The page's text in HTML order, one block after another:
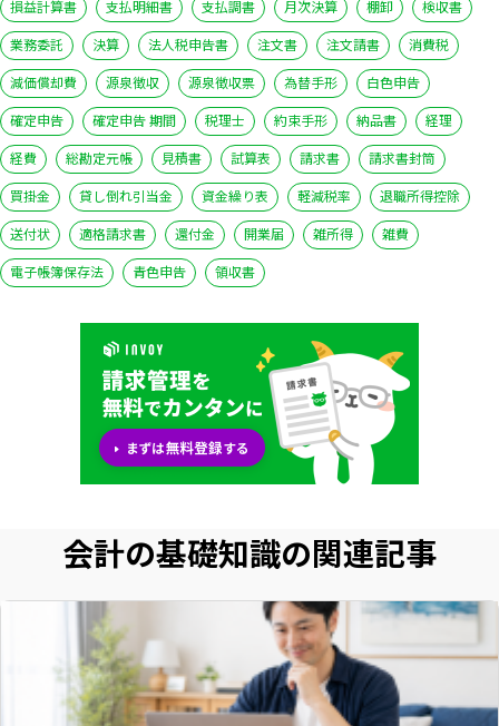
損益計算書
支払明細書 支払調書 月次決算 棚卸
検収書
業務委託
決算 法人税申告書 注文書 注文請書
消費税
減価償却費
源泉徴収 源泉徴収票 為替手形
白色申告
確定申告
確定申告 期間 税理士 約束手形 納品書
経理
経費
総勘定元帳 見積書 試算表 請求書
請求書封筒
買掛金
貸し倒れ引当金 資金繰り表 軽減税率
退職所得控除
送付状
適格請求書 還付金 開業届 雑所得
雑費
電子帳簿保存法
青色申告 領収書
会計の基礎知識の関連記事